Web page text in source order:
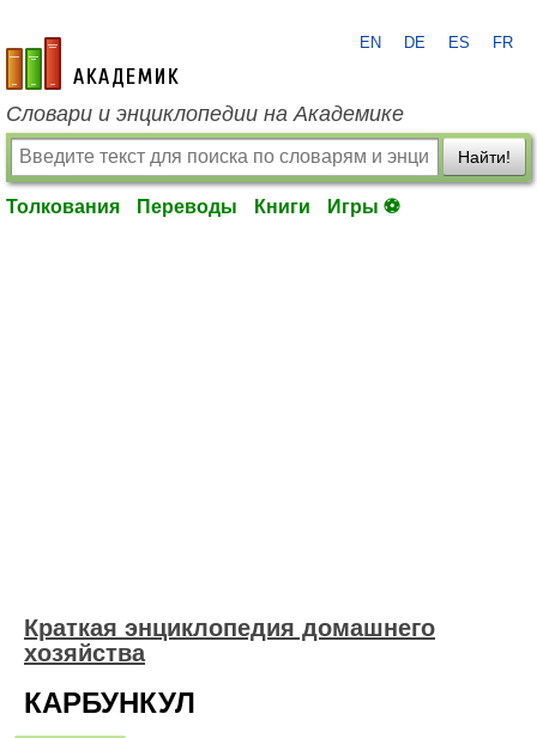
academic.ru
EN DE ES FR
Словари и энциклопедии на Академике
Найти!
Толкования Переводы Книги Игры ⚽
Краткая энциклопедия домашнего
хозяйства
КАРБУНКУЛ